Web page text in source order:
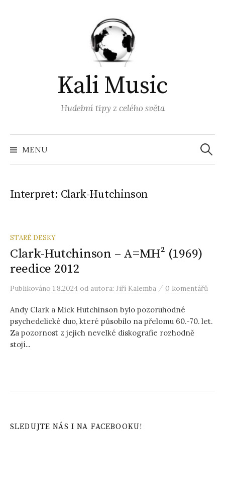
Kali Music
Hudební tipy z celého světa
MENU
Interpret: Clark-Hutchinson
STARÉ DESKY
Clark-Hutchinson – A=MH² (1969)
reedice 2012
Publikováno 1.8.2024 od autora: Jiří Kalemba / 0 komentářů
Andy Clark a Mick Hutchinson bylo pozoruhodné
psychedelické duo, které působilo na přelomu 60.-70. let.
Za pozornost z jejich nevelké diskografie rozhodně
stojí...
SLEDUJTE NÁS I NA FACEBOOKU!